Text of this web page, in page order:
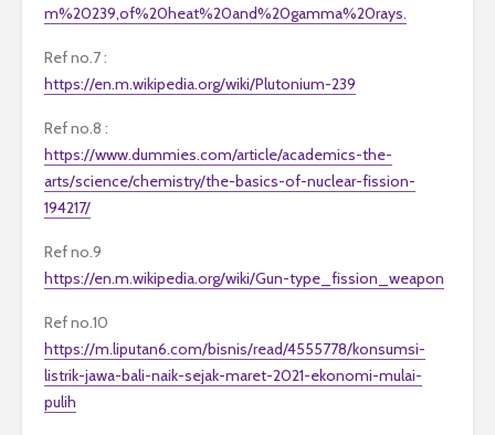
m%20239,of%20heat%20and%20gamma%20rays.
Ref no.7 :
https://en.m.wikipedia.org/wiki/Plutonium-239
Ref no.8 :
https://www.dummies.com/article/academics-the-
arts/science/chemistry/the-basics-of-nuclear-fission-
194217/
Ref no.9
https://en.m.wikipedia.org/wiki/Gun-type_fission_weapon
Ref no.10
https://m.liputan6.com/bisnis/read/4555778/konsumsi-
listrik-jawa-bali-naik-sejak-maret-2021-ekonomi-mulai-
pulih